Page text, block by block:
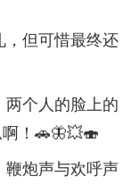
但可惜最终还
个人的脸上的
！🚗🦋💥🍣
炮声与欢呼声